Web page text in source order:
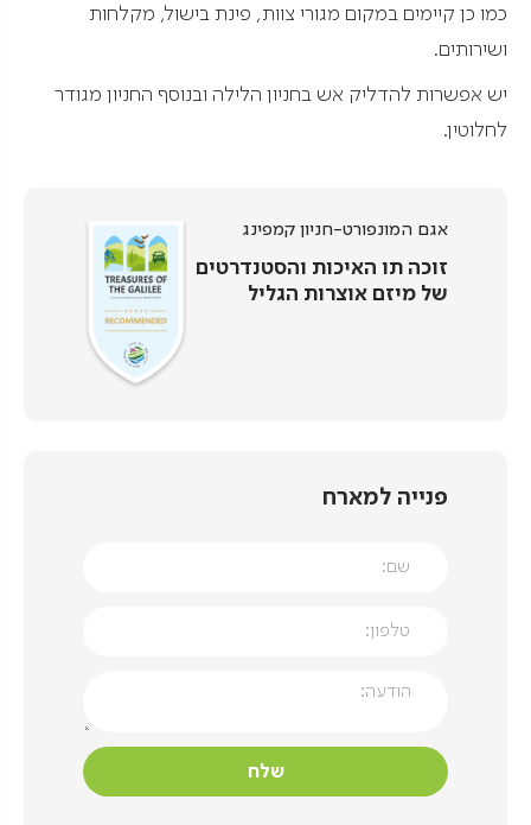
כמו כן קיימים במקום מגורי צוות, פינת בישול, מקלחות
ושירותים.
יש אפשרות להדליק אש בחניון הלילה ובנוסף החניון מגודר
לחלוטין.
אגם המונפורט-חניון קמפינג
זוכה תו האיכות והסטנדרטים
של מיזם אוצרות הגליל
פנייה למארח